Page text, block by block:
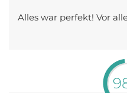
Alles war perfekt! Vor